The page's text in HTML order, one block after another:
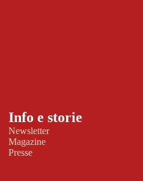
Info e storie
Newsletter
Magazine
Presse